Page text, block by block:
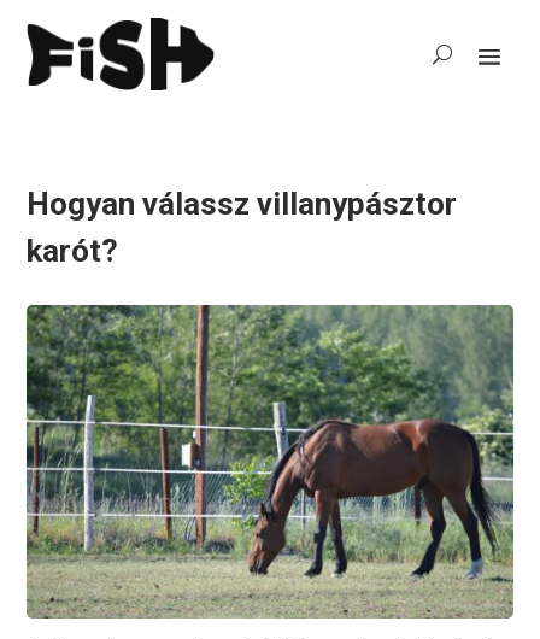
Hogyan válassz villanypásztor
karót?